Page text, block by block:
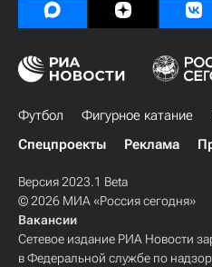
Футбол Фигурное катание
Спецпроекты
Реклама
Версия 2023.1 Beta
© 2026 МИА «Россия сегодня»
Вакансии
Сетевое издание РИА Новости
в Федеральной службе по